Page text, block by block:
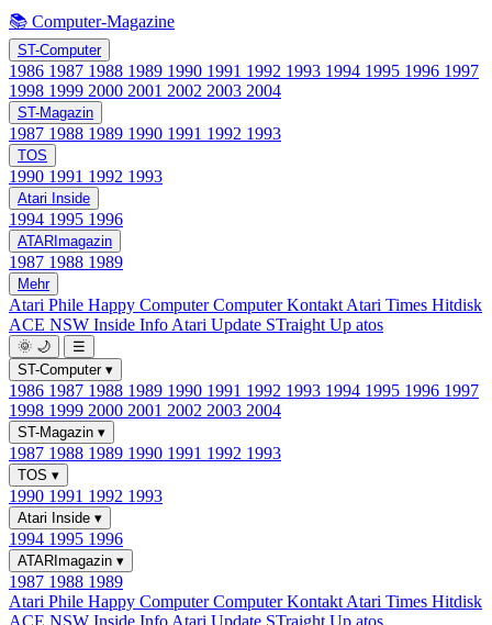
📚 Computer-Magazine
ST-Computer
1986 1987 1988 1989 1990 1991 1992 1993 1994 1995 1996 1997
1998 1999 2000 2001 2002 2003 2004
ST-Magazin
1987 1988 1989 1990 1991 1992 1993
TOS
1990 1991 1992 1993
Atari Inside
1994 1995 1996
ATARImagazin
1987 1988 1989
Mehr
Atari Phile Happy ComputerComputer Kontakt Atari Times Hitdisk
ACE NSW Inside Info Atari Update STraight Up atos
🌞 🌙
☰
ST-Computer ▾
1986 1987 1988 1989 1990 1991 1992 1993 1994 1995 1996 1997
1998 1999 2000 2001 2002 2003 2004
ST-Magazin ▾
1987 1988 1989 1990 1991 1992 1993
TOS ▾
1990 1991 1992 1993
Atari Inside ▾
1994 1995 1996
ATARImagazin ▾
1987 1988 1989
Atari Phile Happy ComputerComputer Kontakt Atari Times Hitdisk
ACE NSW Inside Info Atari Update STraight Up atos